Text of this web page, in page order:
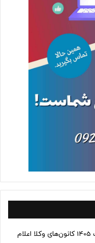
زمان قطعی و رسمی برگزاری آزمون وکالت 1405 کانون‌های وکلا اعلام